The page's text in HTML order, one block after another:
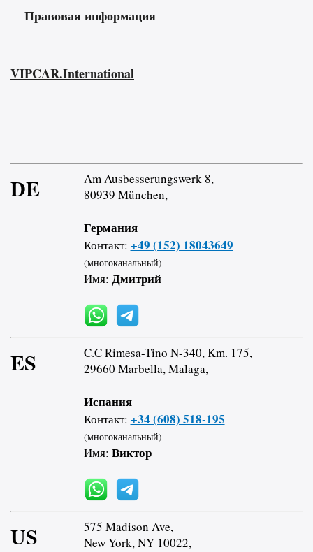
Правовая информация
VIPCAR.International
DE
Am Ausbesserungswerk 8,
80939 München,
Германия
Контакт: +49 (152) 18043649
(многоканальный)
Имя: Дмитрий
ES
C.C Rimesa-Tino N-340, Km. 175,
29660 Marbella, Malaga,
Испания
Контакт: +34 (608) 518-195
(многоканальный)
Имя: Виктор
US
575 Madison Ave,
New York, NY 10022,